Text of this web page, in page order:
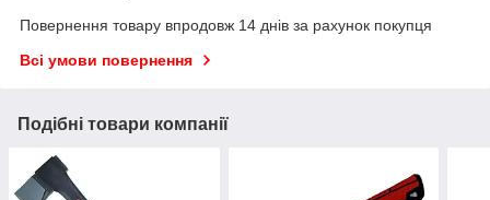
Повернення товару впродовж 14 днів за рахунок покупця
Всі умови повернення
Подібні товари компанії